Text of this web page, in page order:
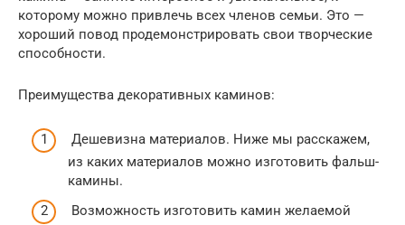
которому можно привлечь всех членов семьи. Это —
хороший повод продемонстрировать свои творческие
способности.
Преимущества декоративных каминов:
Дешевизна материалов. Ниже мы расскажем,
из каких материалов можно изготовить фальш-
камины.
Возможность изготовить камин желаемой